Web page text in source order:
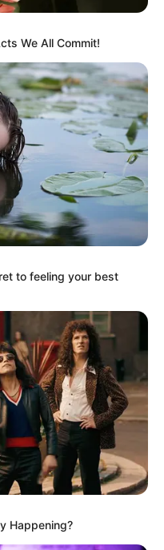
We All Commit!
to feeling your best
Happening?